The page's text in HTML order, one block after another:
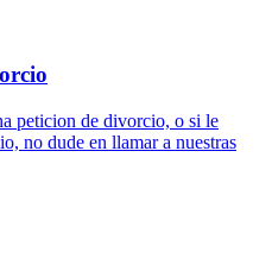
peticion de divorcio, o si le
no dude en llamar a nuestras